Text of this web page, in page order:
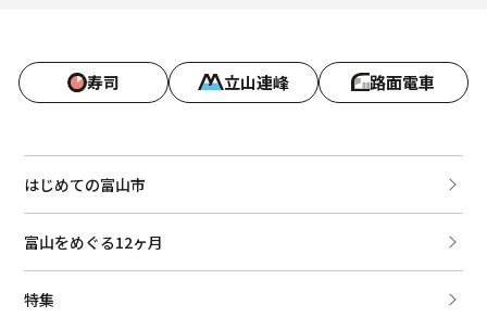
寿司 立山連峰 路面電車
はじめての富山市
富山をめぐる12ヶ月
特集